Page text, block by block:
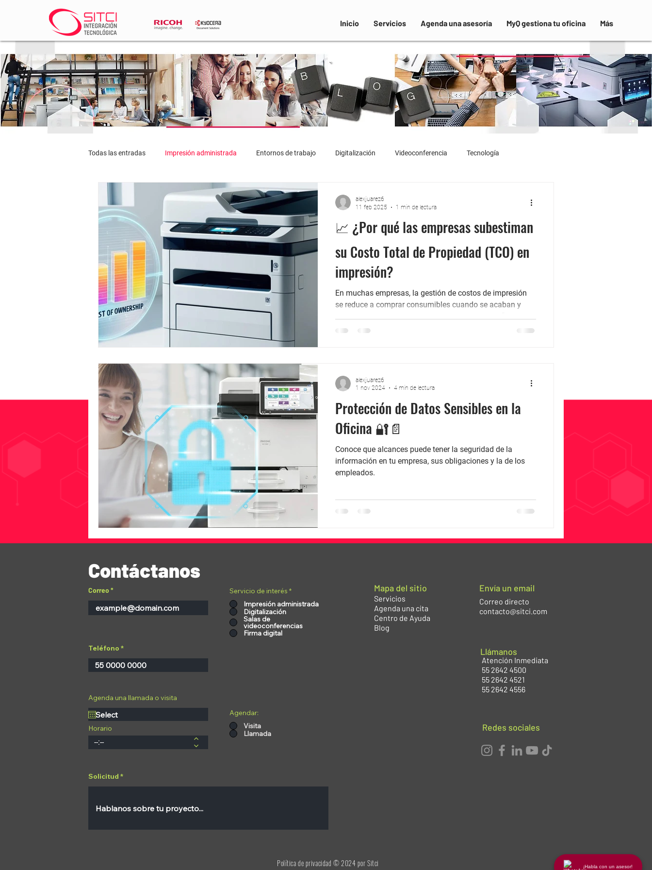
Inicio Servicios Agenda una asesoría MyQ gestiona tu oficina Más
Todas las entradas Impresión administrada Entornos de trabajo Digitalización Videoconferencia Tecnología
📈 ¿Por qué las empresas subestiman
su Costo Total de Propiedad (TCO) en
impresión?
En muchas empresas, la gestión de costos de impresión
se reduce a comprar consumibles cuando se acaban y
¿te has preguntado cuánto realmente cuesta imprimir en
papel, repuestos). 🛠️ Mantenimiento y soporte técnico . 🌍
Consumo energético y sostenibilidad . 👨
alexjuarez6
11 feb 2025
1 min de lectura
Protección de Datos Sensibles en la
Oficina 🔐📄
Conoce que alcances puede tener la seguridad de la
información en tu empresa, sus obligaciones y la de los
empleados.
alexjuarez6
1 nov 2024
4 min de lectura
Contáctanos
Correo
Teléfono
Servicio de interés *
Impresión administrada
Digitalización
Salas de
videoconferencias
Firma digital
Agenda una llamada o visita
Horario
Agendar:
Visita
Llamada
Mapa del sitio
Servicios
Agenda una cita
Centro de Ayuda
Blog
Envía un email
Correo directo
contacto@sitci.com
Llámanos
Atención Inmediata
55 2642 4500
55 2642 4521
55 2642 4556
Redes sociales
Solicitud
Política de privacidad © 2024 por Sitci
¡Habla con un asesor!